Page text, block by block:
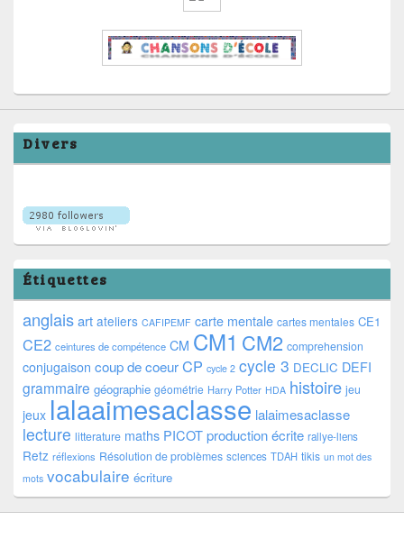
Divers
Étiquettes
anglaisart ateliers CAFIPEMF carte mentale cartes mentales CE1
CE2 ceintures de compétence CM CM1 CM2 comprehension
conjugaison coup de coeurCP cycle 2 cycle 3 DECLIC DEFI
grammaire géographie géométrie Harry Potter HDA histoire jeu
jeux lalaaimesaclasse lalaimesaclasse
lecture litterature maths PICOTproduction écrite rallye-liens
Retz réflexions Résolution de problèmes sciences TDAH tikis un mot des
mots vocabulaire écriture